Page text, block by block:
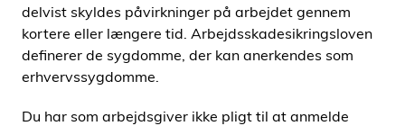
delvist skyldes påvirkninger på arbejdet gennem
kortere eller længere tid. Arbejdsskadesikringsloven
definerer de sygdomme, der kan anerkendes som
erhvervssygdomme.
Du har som arbejdsgiver ikke pligt til at anmelde